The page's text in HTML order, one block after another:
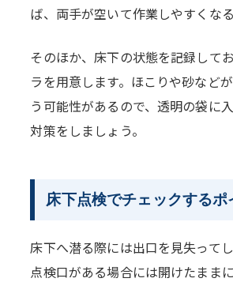
ば、両手が空いて作業しやすくなる
そのほか、床下の状態を記録して
ラを用意します。ほこりや砂など
う可能性があるので、透明の袋に
対策をしましょう。
床下点検でチェックするポ
床下へ潜る際には出口を見失って
点検口がある場合には開けたまま